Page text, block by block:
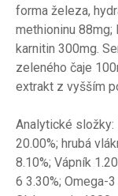
forma železa,
methioninu 88mg;
karnitin 300mg.
zeleného čaje
extrakt z vyšším
Analytické složky:
20.00%; hrubá
8.10%; Vápník
6 3.30%; Omega-3